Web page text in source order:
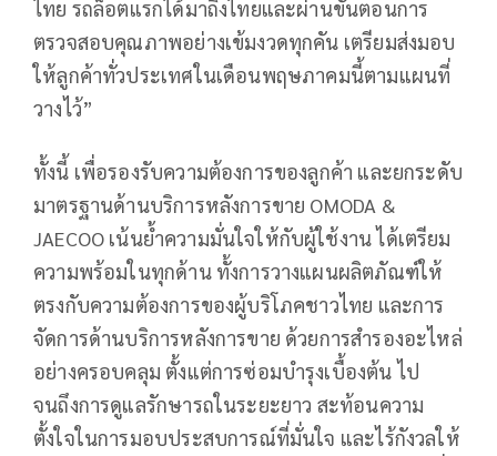
ไทย รถล็อตแรกได้มาถึงไทยและผ่านขั้นตอนการ
ตรวจสอบคุณภาพอย่างเข้มงวดทุกคัน เตรียมส่งมอบ
ให้ลูกค้าทั่วประเทศในเดือนพฤษภาคมนี้ตามแผนที่
วางไว้”
ทั้งนี้ เพื่อรองรับความต้องการของลูกค้า และยกระดับ
มาตรฐานด้านบริการหลังการขาย OMODA &
JAECOO เน้นย้ำความมั่นใจให้กับผู้ใช้งาน ได้เตรียม
ความพร้อมในทุกด้าน ทั้งการวางแผนผลิตภัณฑ์ให้
ตรงกับความต้องการของผู้บริโภคชาวไทย และการ
จัดการด้านบริการหลังการขาย ด้วยการสำรองอะไหล่
อย่างครอบคลุม ตั้งแต่การซ่อมบำรุงเบื้องต้น ไป
จนถึงการดูแลรักษารถในระยะยาว สะท้อนความ
ตั้งใจในการมอบประสบการณ์ที่มั่นใจ และไร้กังวลให้